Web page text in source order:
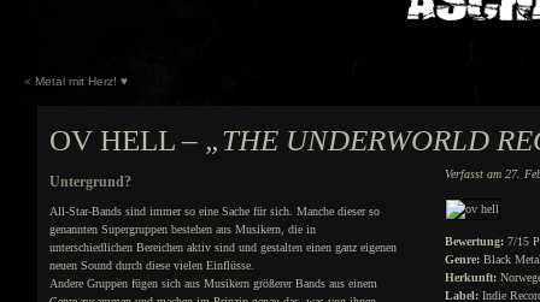
« Metal mit Herz! ♥
OV HELL – „THE UNDERWORLD
Verfasst am 27.
Untergrund?
All-Star-Bands sind immer so eine Sache für sich. Manche dieser so
genannten Supergruppen bestehen aus Musikern, die in
unterschiedlichen Bereichen aktiv sind und gestalten einen ganz eigenen
neuen Sound durch diese vielen Einflüsse.
Andere Gruppen fügen sich aus Musikern größerer Bands aus einem
Bewertung:7/15
Genre:Black
Herkunft:
Label:Indie